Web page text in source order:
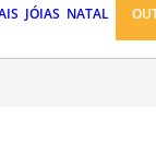
JÓIAS NATAL